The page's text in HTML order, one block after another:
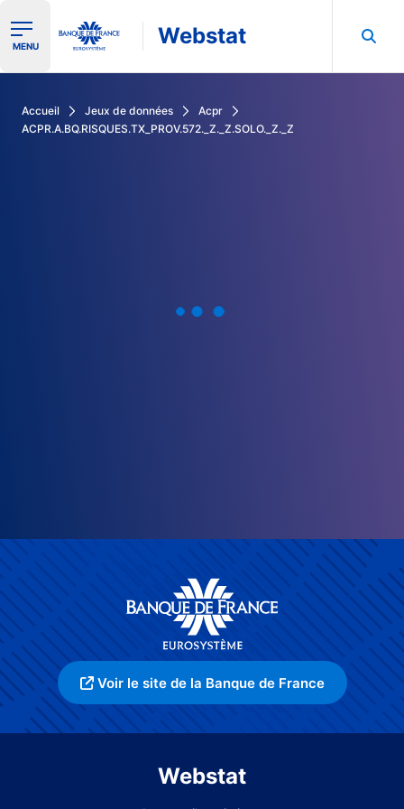
Ouvrir le menu de navigation
MENU Webstat
Accueil Jeux de données
Acpr
ACPR.A.BQ.RISQUES.TX_PROV.572._Z._Z.SOLO._Z._Z
Voir le site de la Banque de France
Webstat